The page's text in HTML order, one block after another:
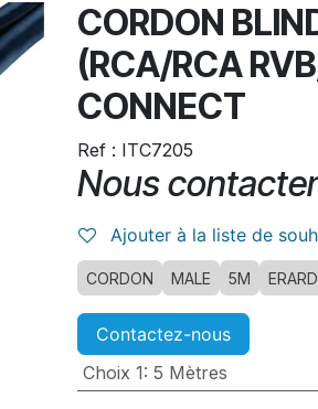
CORDON
(RCA/RCA
CONNECT
Ref : ITC7205
Nous contacter
Ajouter à la liste de
CORDON MALE 5M ERARD
Contactez-nous
Choix 1: 5 Mètres